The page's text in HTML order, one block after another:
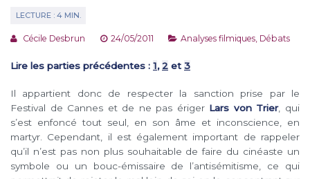
Cécile Desbrun 24/05/2011 Analyses filmiques Débats
Lire les parties précédentes : 1, 2 et 3
Il appartient donc de respecter la sanction prise par le
Festival de Cannes et de ne pas ériger Lars von Trier, qui
s’est enfoncé tout seul, en son âme et inconscience, en
martyr. Cependant, il est également important de rappeler
qu’il n’est pas non plus souhaitable de faire du cinéaste un
symbole ou un bouc-émissaire de l’antisémitisme, ce qui